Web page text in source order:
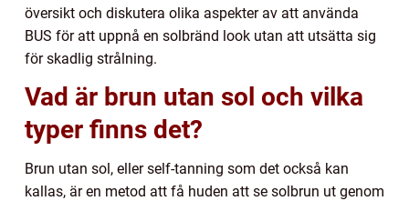
översikt och diskutera olika aspekter av att använda
BUS för att uppnå en solbränd look utan att utsätta sig
för skadlig strålning.
Vad är brun utan sol och vilka
typer finns det?
Brun utan sol, eller self-tanning som det också kan
kallas, är en metod att få huden att se solbrun ut genom